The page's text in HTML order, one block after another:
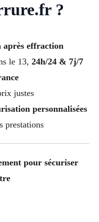
?
après effraction
le 13, 24h/24 & 7j/7
justes
personnalisées
prestations
pour sécuriser